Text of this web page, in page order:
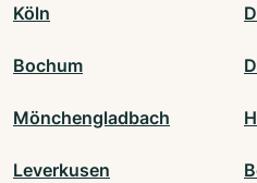
Köln
Bochum
Mönchengladbach
Leverkusen